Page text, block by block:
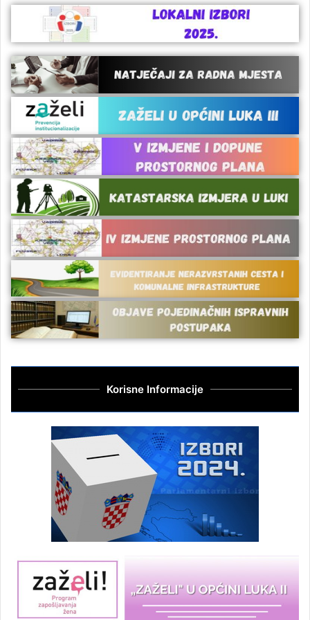
Korisne Informacije